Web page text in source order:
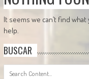
It seems we can’t find
help.
BUSCAR